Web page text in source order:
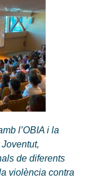
l’OBIA i la
de diferents
violència contra